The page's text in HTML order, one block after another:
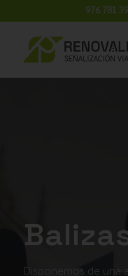
976 781
Disponemos de una